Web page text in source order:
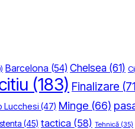
Barcelona (54) Chelsea (61)
(183) Finalizare
Lucchesi (47) Minge (66)
(45) tactica (58) Tehnică (35)